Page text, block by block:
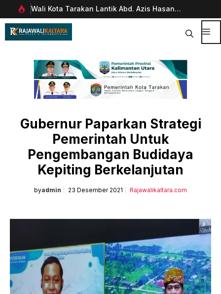
Langsung
ke
Wali Kota Tarakan Lantik Abd. Azis Hasan
sebagai Sekda
Gubernur Paparkan Strategi
Pemerintah Untuk
Pengembangan Budidaya
Kepiting Berkelanjutan
byadmin 23 Desember 2021 Rajawalikaltara.com